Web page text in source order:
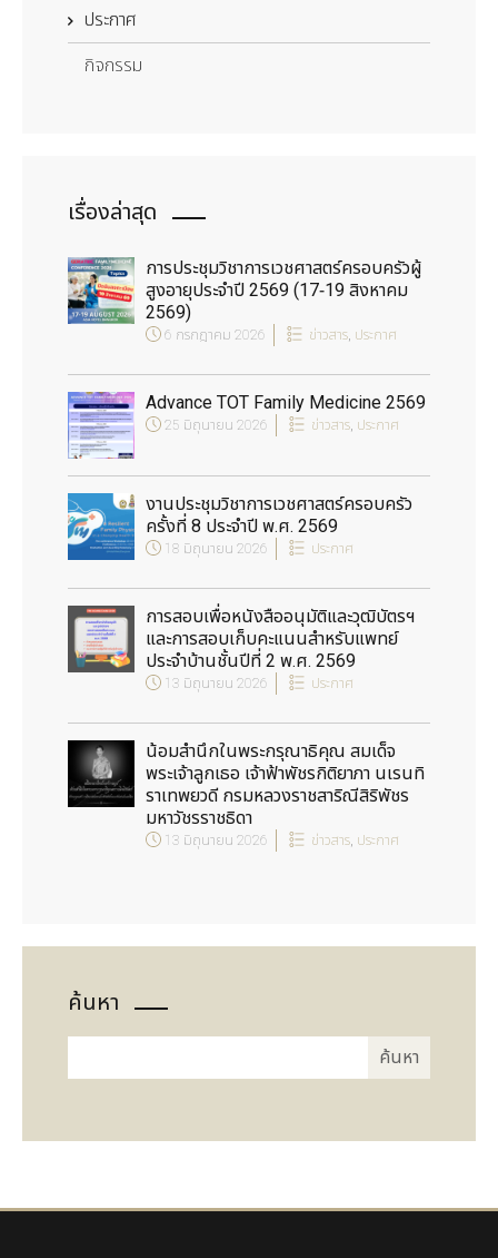
ประกาศ
กิจกรรม
เรื่องล่าสุด
การประชุมวิชาการเวชศาสตร์ครอบครัวผู้
สูงอายุประจำปี 2569 (17-19 สิงหาคม
2569)
6 กรกฎาคม 2026 ข่าวสาร, ประกาศ
Advance TOT Family Medicine 2569
25 มิถุนายน 2026 ข่าวสาร, ประกาศ
งานประชุมวิชาการเวชศาสตร์ครอบครัว
ครั้งที่ 8 ประจำปี พ.ศ. 2569
18 มิถุนายน 2026 ประกาศ
การสอบเพื่อหนังสืออนุมัติและวุฒิบัตรฯ
และการสอบเก็บคะแนนสำหรับแพทย์
ประจำบ้านชั้นปีที่ 2 พ.ศ. 2569
13 มิถุนายน 2026 ประกาศ
น้อมสำนึกในพระกรุณาธิคุณ สมเด็จ
พระเจ้าลูกเธอ เจ้าฟ้าพัชรกิติยาภา นเรนทิ
ราเทพยวดี กรมหลวงราชสาริณีสิริพัชร
มหาวัชรราชธิดา
13 มิถุนายน 2026 ข่าวสาร, ประกาศ
ค้นหา